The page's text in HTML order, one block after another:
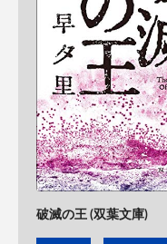
破滅の王 (双葉文庫)